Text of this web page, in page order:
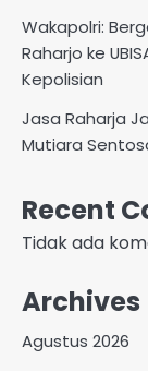
Wakapolri:
Raharjo ke
Kepolisian
Jasa Raharja
Mutiara
Recent
Tidak ada
Archives
Agustus 2026